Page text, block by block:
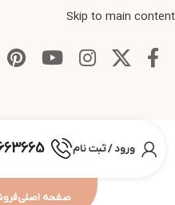
Skip to main content
ورود / ثبت نام
صفحه اصلی